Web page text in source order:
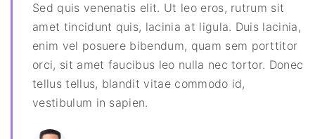
Sed quis venenatis elit. Ut leo eros, rutrum sit
amet tincidunt quis, lacinia at ligula. Duis lacinia,
enim vel posuere bibendum, quam sem porttitor
orci, sit amet faucibus leo nulla nec tortor. Donec
tellus tellus, blandit vitae commodo id,
vestibulum in sapien.